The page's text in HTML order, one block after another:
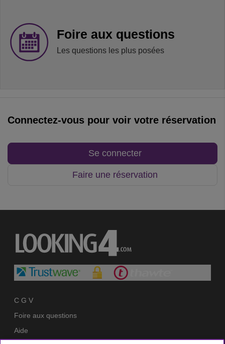
Foire aux questions
Les questions les plus posées
Connectez-vous pour voir votre réservation
Se connecter
Faire une réservation
C G V
Foire aux questions
Aide